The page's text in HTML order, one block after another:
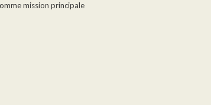
mission principale